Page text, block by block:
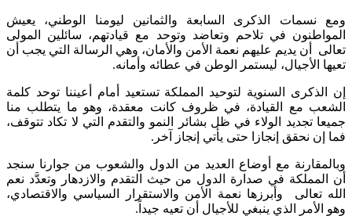
ومع نسمات الذكرى السابعة والثمانين ليومنا الوطني، يعيش
المواطنون في تلاحم وتعاضد وتوحد مع قيادتهم، سائلين المولى
تعالى أن يديم عليهم نعمة الأمن والأمان، وهي الرسالة التي يجب أن
تعيها الأجيال، ليستمر الوطن في عطائه وأمانه.
إن الذكرى السنوية لتوحيد المملكة تستعيد أمام أعيننا توحد كلمة
الشعب مع القيادة، في ظروف كانت معقدة، وهو ما يتطلب منا
جميعا تجديد الولاء في ظل بشائر النمو والتقدم التي لا تكاد تتوقف،
فما إن نحقق إنجازا حتى يأتي إنجاز آخر.
وبالمقارنة مع أوضاع العديد من الدول والشعوب من جوارنا سنجد
أن المملكة في صدارة الدول من حيث التقدم والازدهار وتعدَّد نعم
الله تعالى وأبرزها نعمة الأمن والاستقرار السياسي والاقتصادي،
وهو الأمر الذي ينبغي للأجيال أن تعيه جيداً.